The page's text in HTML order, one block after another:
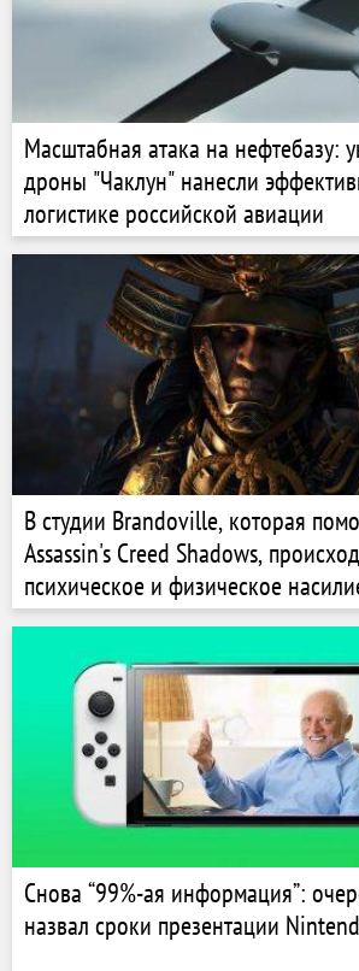
Масштабная атака на нефтебазу:
дроны "Чаклун" нанесли
логистике российской авиации
В студии Brandoville, которая
Assassin's Creed Shadows,
психическое и физическое
Снова “99%-ая информация”:
назвал сроки презентации